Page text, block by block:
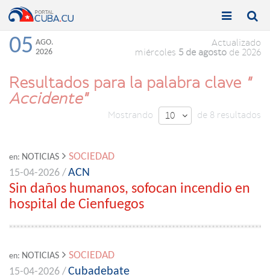
Toggle

Toggle

05 AGO.
2026
Actualizado
miércoles 5 de agosto de 2026
Resultados para la palabra clave "
Accidente"
Mostrando 10  de 8 resultados
en: NOTICIAS
SOCIEDAD
15-04-2026 /ACN
Sin daños humanos, sofocan incendio en
hospital de Cienfuegos
en: NOTICIAS
SOCIEDAD
15-04-2026 /Cubadebate